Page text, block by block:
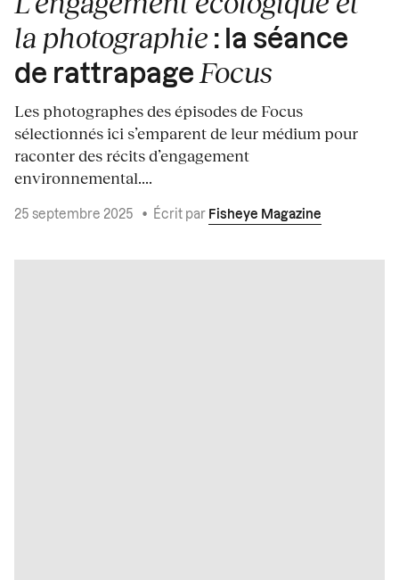
la photographie : la séance
de rattrapageFocus
Les photographes des épisodes de Focus
sélectionnés ici s’emparent de leur médium pour
raconter des récits d’engagement
environnemental....
25 septembre 2025 • Écrit par Fisheye Magazine